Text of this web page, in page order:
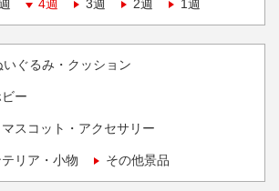
4週 3週 2週 1週
いぐるみ・クッション
ー
スコット・アクセサリー
リア・小物 その他景品